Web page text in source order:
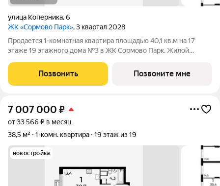
улица Коперника,6
ЖК «Сормово Парк», 3 квартал 2028
Продается 1-комнатная квартира площадью 40,1 кв.м на 17
этаже 19 этажного дома №3 в ЖК Сормово Парк. Жилой
центральной локации Сормовского района Нижнего
Новгорода. В окружении комплекса Сормовский
Позвонить Позвоните мне
7 007 000 ₽
от 33 566 ₽ в месяц
38,5 м²
1-комн. квартира 19 этаж из 19
новостройка